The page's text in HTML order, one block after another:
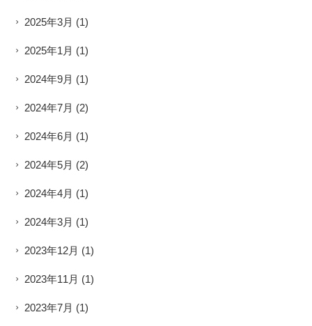
2025年3月 (1)
2025年1月 (1)
2024年9月 (1)
2024年7月 (2)
2024年6月 (1)
2024年5月 (2)
2024年4月 (1)
2024年3月 (1)
2023年12月 (1)
2023年11月 (1)
2023年7月 (1)